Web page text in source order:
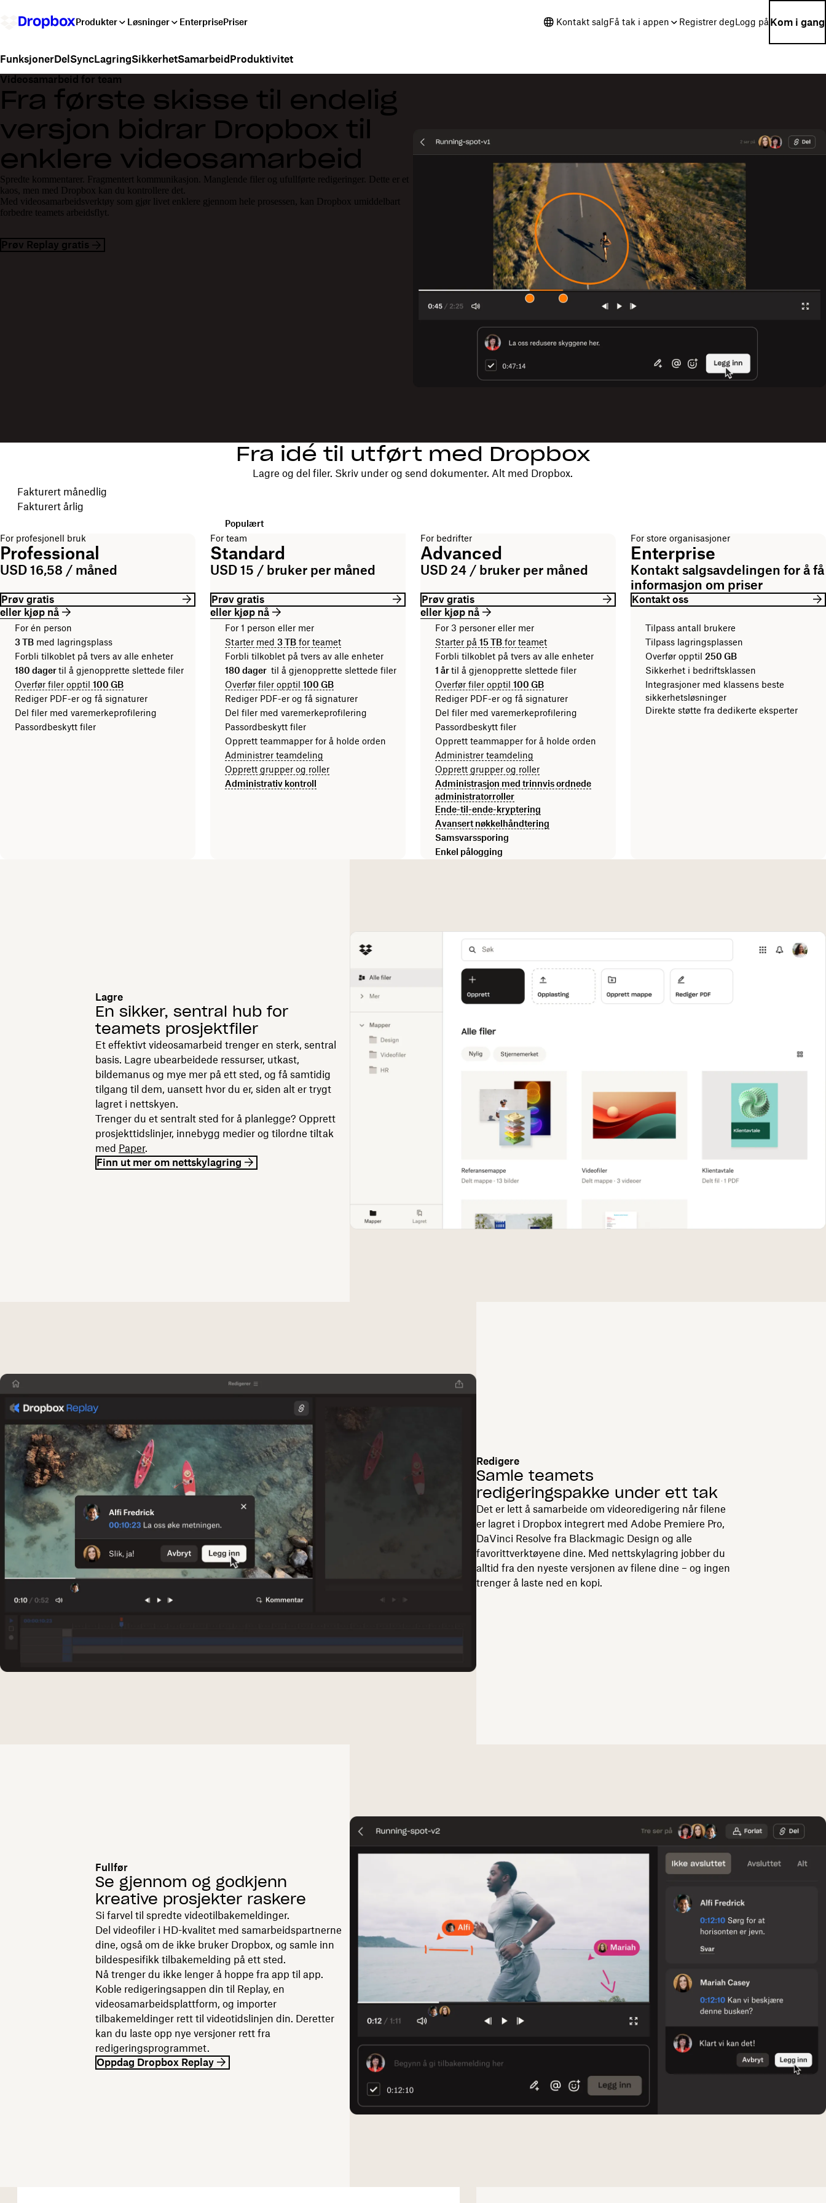
Produkter Løsninger EnterprisePriser Kontakt salgFå tak i appen Registrer degLogg på Kom i gang
FunksjonerDelSyncLagringSikkerhetSamarbeidProduktivitet
Videosamarbeid for team
Fra første skisse til endelig
versjon bidrar Dropbox til
enklere videosamarbeid
Spredte kommentarer. Fragmentert kommunikasjon. Manglende filer og ufullførte redigeringer. Dette er et
kaos, men med Dropbox kan du kontrollere det.
Med videosamarbeidsverktøy som gjør livet enklere gjennom hele prosessen, kan Dropbox umiddelbart
forbedre teamets arbeidsflyt.
Prøv Replay gratis
Fra idé til utført med Dropbox
Lagre og del filer. Skriv under og send dokumenter. Alt med Dropbox.
Velg faktureringsperiode
Fakturert månedlig
Fakturert årlig
For profesjonell bruk
Professional
USD 16,58 / måned
Prøv gratis
eller kjøp nå
For én person
3 TB med lagringsplass
Forbli tilkoblet på tvers av alle enheter
180 dagertil å gjenopprette slettede filer
Overfør filer opptil 100 GB
Rediger PDF-er og få signaturer
Del filer med varemerkeprofilering
Passordbeskytt filer
Populært
For team
Standard
USD 15 / bruker per måned
Prøv gratis
eller kjøp nå
For 1 person eller mer
Starter med 3 TB for teamet
Forbli tilkoblet på tvers av alle enheter
180 dager til å gjenopprette slettede filer
Overfør filer opptil 100 GB
Rediger PDF-er og få signaturer
Del filer med varemerkeprofilering
Passordbeskytt filer
Opprett teammapper for å holde orden
Administrer teamdeling
Opprett grupper og roller
Administrativ kontroll
For bedrifter
Advanced
USD 24 / bruker per måned
Prøv gratis
eller kjøp nå
For 3 personer eller mer
Starter på 15 TB for teamet
Forbli tilkoblet på tvers av alle enheter
1 årtil å gjenopprette slettede filer
Overfør filer opptil 100 GB
Rediger PDF-er og få signaturer
Del filer med varemerkeprofilering
Passordbeskytt filer
Opprett teammapper for å holde orden
Administrer teamdeling
Opprett grupper og roller
Administrasjon med trinnvis ordnede
administratorroller
Ende-til-ende-kryptering
Avansert nøkkelhåndtering
Samsvarssporing
Enkel pålogging
For store organisasjoner
Enterprise
Kontakt salgsavdelingen for å få
informasjon om priser
Kontakt oss
Tilpass antall brukere
Tilpass lagringsplassen
Overfør opptil 250 GB
Sikkerhet i bedriftsklassen
Integrasjoner med klassens beste
sikkerhetsløsninger
Direkte støtte fra dedikerte eksperter
Lagre
En sikker, sentral hub for
teamets prosjektfiler
Et effektivt videosamarbeid trenger en sterk, sentral
basis. Lagre ubearbeidede ressurser, utkast,
bildemanus og mye mer på ett sted, og få samtidig
tilgang til dem, uansett hvor du er, siden alt er trygt
lagret i nettskyen.
Trenger du et sentralt sted for å planlegge? Opprett
prosjekttidslinjer, innebygg medier og tilordne tiltak
med Paper.
Finn ut mer om nettskylagring
Redigere
Samle teamets
redigeringspakke under ett tak
Det er lett å samarbeide om videoredigering når filene
er lagret i Dropbox integrert med Adobe Premiere Pro,
DaVinci Resolve fra Blackmagic Design og alle
favorittverktøyene dine. Med nettskylagring jobber du
alltid fra den nyeste versjonen av filene dine – og ingen
trenger å laste ned en kopi.
Fullfør
Se gjennom og godkjenn
kreative prosjekter raskere
Si farvel til spredte videotilbakemeldinger.
Del videofiler i HD-kvalitet med samarbeidspartnerne
dine, også om de ikke bruker Dropbox, og samle inn
bildespesifikk tilbakemelding på ett sted.
Nå trenger du ikke lenger å hoppe fra app til app.
Koble redigeringsappen din til Replay, en
videosamarbeidsplattform, og importer
tilbakemeldinger rett til videotidslinjen din. Deretter
kan du laste opp nye versjoner rett fra
redigeringsprogrammet.
Oppdag Dropbox Replay